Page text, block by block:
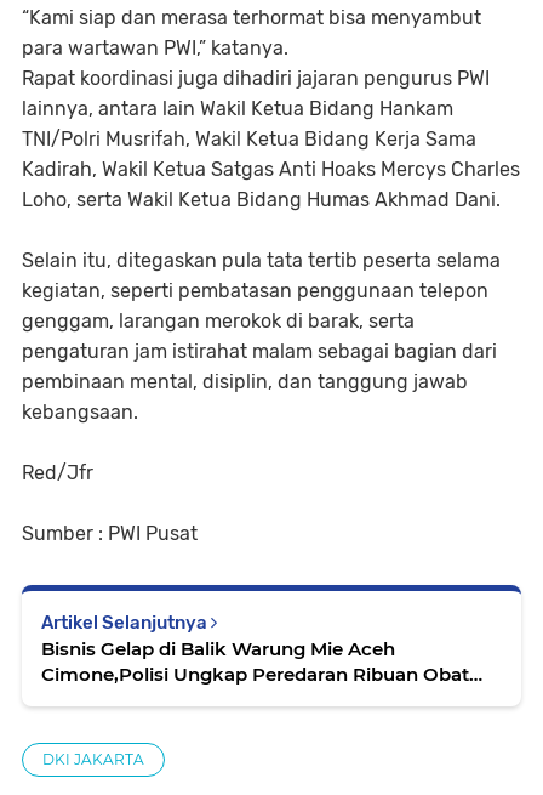
“Kami siap dan merasa terhormat bisa menyambut
para wartawan PWI,” katanya.
Rapat koordinasi juga dihadiri jajaran pengurus PWI
lainnya, antara lain Wakil Ketua Bidang Hankam
TNI/Polri Musrifah, Wakil Ketua Bidang Kerja Sama
Kadirah, Wakil Ketua Satgas Anti Hoaks Mercys Charles
Loho, serta Wakil Ketua Bidang Humas Akhmad Dani.
Selain itu, ditegaskan pula tata tertib peserta selama
kegiatan, seperti pembatasan penggunaan telepon
genggam, larangan merokok di barak, serta
pengaturan jam istirahat malam sebagai bagian dari
pembinaan mental, disiplin, dan tanggung jawab
kebangsaan.
Red/Jfr
Sumber : PWI Pusat
Artikel Selanjutnya
Bisnis Gelap di Balik Warung Mie Aceh
Cimone,Polisi Ungkap Peredaran Ribuan Obat
DKI JAKARTA